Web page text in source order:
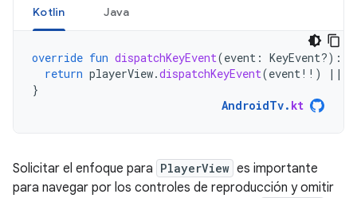
Kotlin Java
override fun dispatchKeyEvent(event : KeyEvent?) :
return playerView.dispatchKeyEvent(event!! ) ||
}
AndroidTv. kt
Solicitar el enfoque para PlayerView es importante
para navegar por los controles de reproducción y omitir